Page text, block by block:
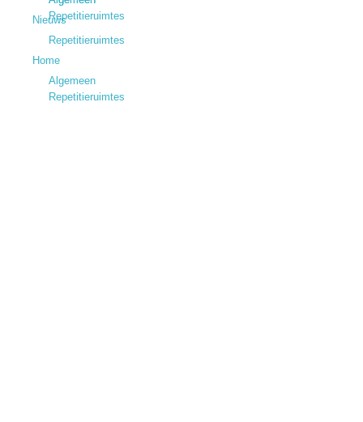
Repetitieruimtes
Nieuws
Repetitieruimtes
Home
Algemeen
Repetitieruimtes